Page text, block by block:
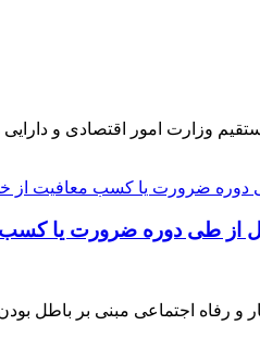
و دارایی هیأت وزیران در جلسه ۵/۵/۱۴۰۱
قبل از طی دوره ضرورت
رفاه اجتماعی مبنی بر باطل